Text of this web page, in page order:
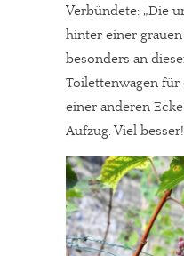
Verbündete: „Die
hinter einer
besonders an
Toilettenwagen für
einer anderen
Aufzug. Viel